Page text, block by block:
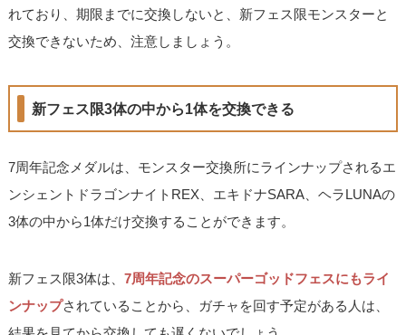
れており、期限までに交換しないと、新フェス限モンスターと
交換できないため、注意しましょう。
新フェス限3体の中から1体を交換できる
7周年記念メダルは、モンスター交換所にラインナップされるエ
ンシェントドラゴンナイトREX、エキドナSARA、ヘラLUNAの
3体の中から1体だけ交換することができます。
新フェス限3体は、7周年記念のスーパーゴッドフェスにもライ
ンナップされていることから、ガチャを回す予定がある人は、